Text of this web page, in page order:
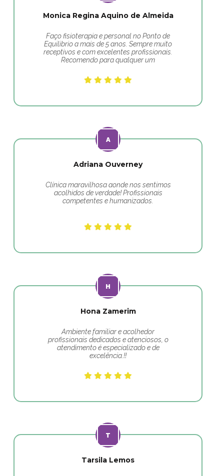
Monica Regina Aquino de Almeida
Faço fisioterapia e personal no Ponto de
Equilibrio a mais de 5 anos. Sempre muito
receptivos e com excelentes profissionais.
Recomendo para qualquer um
Adriana Ouverney
Clínica maravilhosa aonde nos sentimos
acolhidos de verdade! Profissionais
competentes e humanizados.
Hona Zamerim
Ambiente familiar e acolhedor
profissionais dedicados e atenciosos, o
atendimento é especializado e de
excelência.!!
Tarsila Lemos